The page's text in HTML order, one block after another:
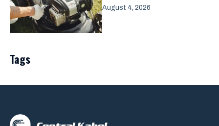
August 4, 2026
Tags